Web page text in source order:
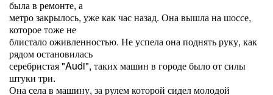
была в ремонте, а
метро закрылось, уже как час назад. Она вышла на шоссе,
которое тоже не
блистало оживленностью. Не успела она поднять руку, как
рядом остановилась
серебристая "Audi", таких машин в городе было от силы
штуки три.
Она села в машину, за рулем которой сидел молодой